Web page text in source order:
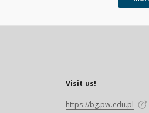
Visit us!
https://bg.pw.edu.pl